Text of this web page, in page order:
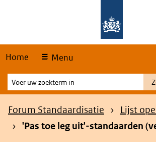
Home Menu
Voer
uw
zoekterm
Kruimelpad
Forum Standaardisatie
Lijst
'Pas toe leg uit'-standaarden